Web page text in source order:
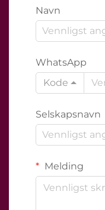
Navn
WhatsApp
Kode
Selskapsnavn
Melding